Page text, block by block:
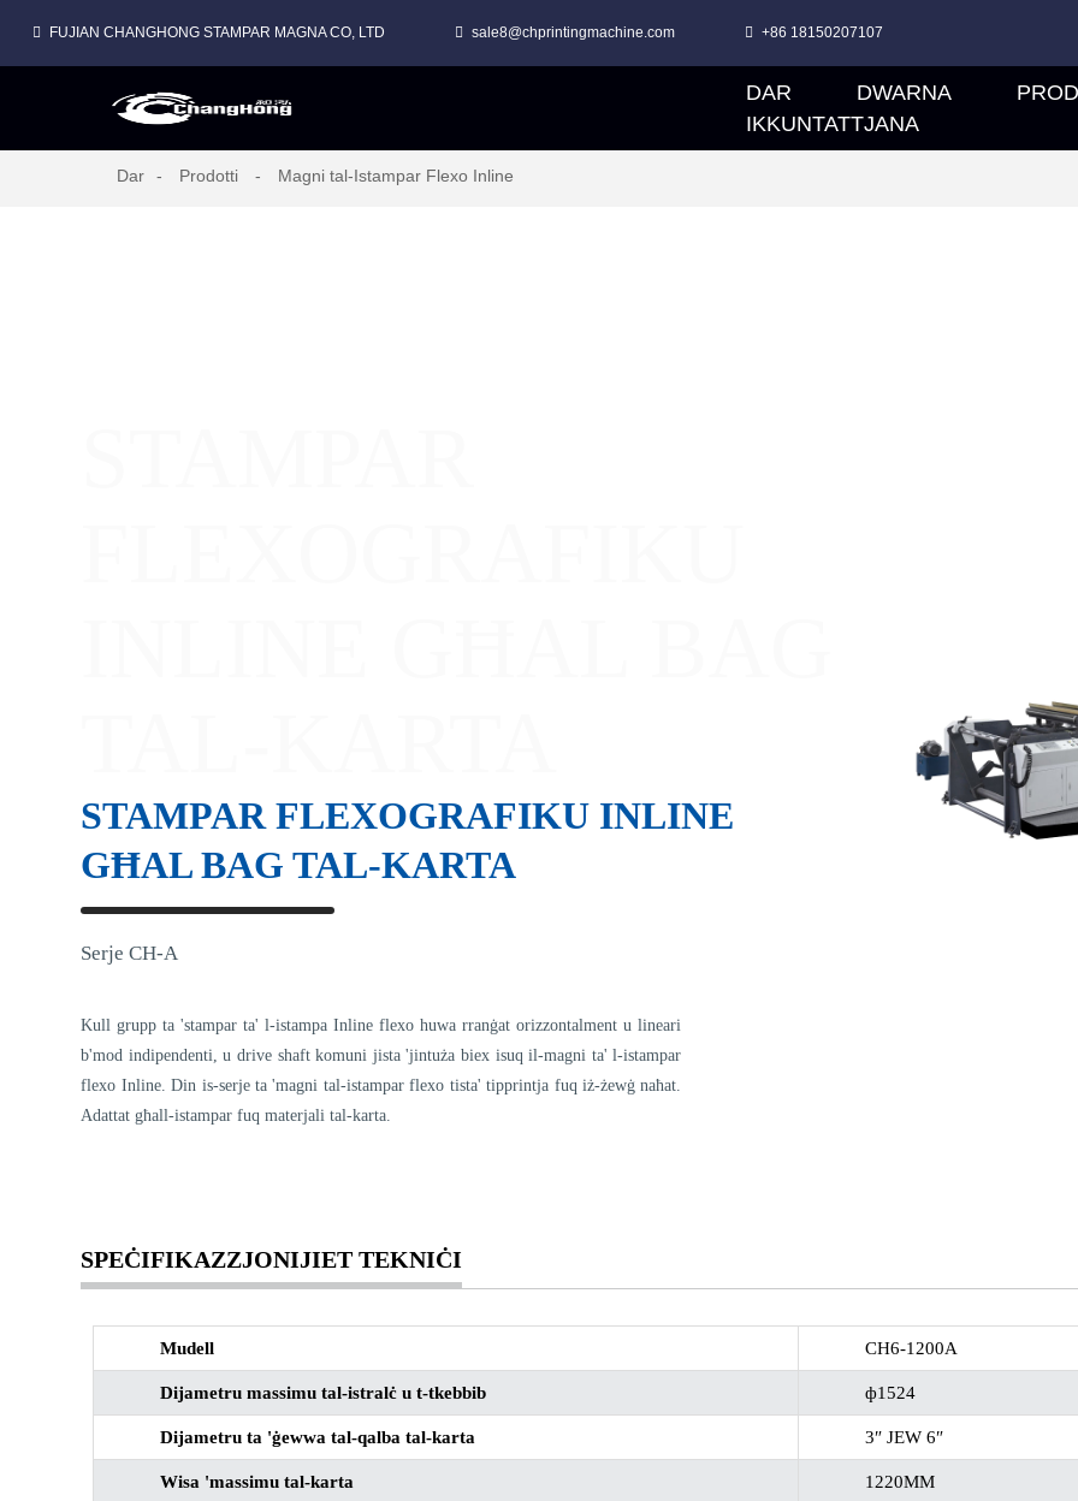
FUJIAN CHANGHONG STAMPAR MAGNA CO, LTD sale8@chprintingmachine.com +86 18150207107
DAR DWARNA
IKKUNTATTJANA
Dar Prodotti Magni tal-Istampar Flexo Inline
STAMPAR FLEXOGRAFIKU INLINE
GĦAL BAG TAL-KARTA
Serje CH-A
Kull grupp ta 'stampar ta' l-istampa Inline flexo huwa rranġat orizzontalment u lineari
b'mod indipendenti, u drive shaft komuni jista 'jintuża biex isuq il-magni ta' l-istampar
flexo Inline. Din is-serje ta 'magni tal-istampar flexo tista' tipprintja fuq iż-żewġ naħat.
Adattat għall-istampar fuq materjali tal-karta.
SPEĊIFIKAZZJONIJIET TEKNIĊI
Mudell CH6-1200A
Dijametru massimu tal-istralċ u t-tkebbib ф1524
Dijametru ta 'ġewwa tal-qalba tal-karta 3″ JEW 6″
Wisa 'massimu tal-karta 1220MM